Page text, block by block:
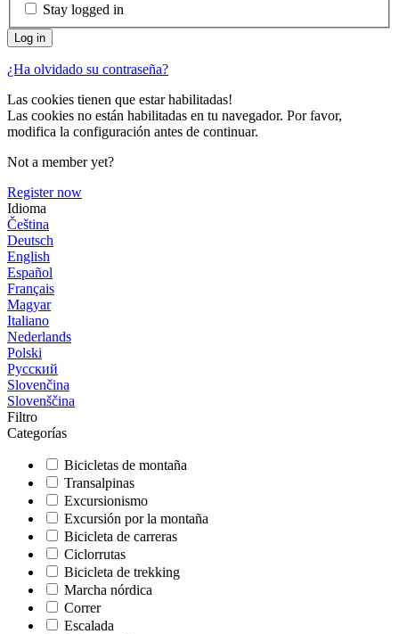
Stay logged in
¿Ha olvidado su contraseña?
Las cookies tienen que estar habilitadas!
Las cookies no están habilitadas en tu navegador. Por favor,
modifica la configuración antes de continuar.
Not a member yet?
Register now
Idioma
Čeština
Deutsch
English
Español
Français
Magyar
Italiano
Nederlands
Polski
Русский
Slovenčina
Slovenščina
Filtro
Categorías
Bicicletas de montaña
Transalpinas
Excursionismo
Excursión por la montaña
Bicicleta de carreras
Ciclorrutas
Bicicleta de trekking
Marcha nórdica
Correr
Escalada